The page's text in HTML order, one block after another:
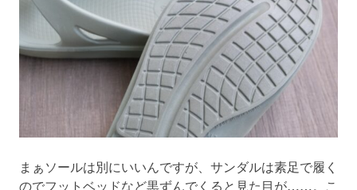
まぁソールは別にいいんですが、サンダルは素足で履く
のでフットベッドなど黒ずんでくると見た目が……。こ